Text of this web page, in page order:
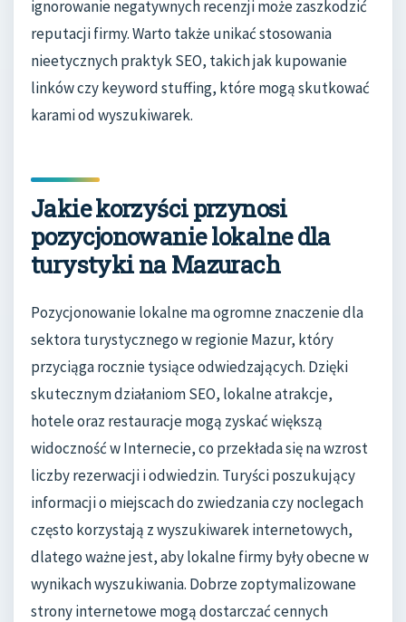
ignorowanie negatywnych recenzji może zaszkodzić
reputacji firmy. Warto także unikać stosowania
nieetycznych praktyk SEO, takich jak kupowanie
linków czy keyword stuffing, które mogą skutkować
karami od wyszukiwarek.
Jakie korzyści przynosi
pozycjonowanie lokalne dla
turystyki na Mazurach
Pozycjonowanie lokalne ma ogromne znaczenie dla
sektora turystycznego w regionie Mazur, który
przyciąga rocznie tysiące odwiedzających. Dzięki
skutecznym działaniom SEO, lokalne atrakcje,
hotele oraz restauracje mogą zyskać większą
widoczność w Internecie, co przekłada się na wzrost
liczby rezerwacji i odwiedzin. Turyści poszukujący
informacji o miejscach do zwiedzania czy noclegach
często korzystają z wyszukiwarek internetowych,
dlatego ważne jest, aby lokalne firmy były obecne w
wynikach wyszukiwania. Dobrze zoptymalizowane
strony internetowe mogą dostarczać cennych